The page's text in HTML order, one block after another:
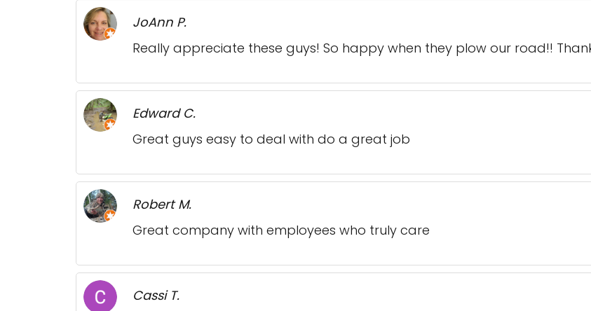
JoAnn P.
Really appreciate these guys! So happy when they plow our road!!
Edward C.
Great guys easy to deal with do a great job
Robert M.
Great company with employees who truly care
Cassi T.